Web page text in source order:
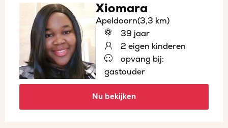
Xiomara
Apeldoorn(3,3 km)
39 jaar
2 eigen kinderen
opvang bij:
gastouder
Nu bekijken